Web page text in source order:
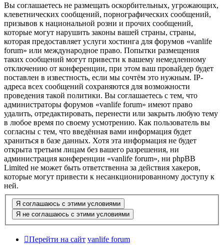
Вы соглашаетесь не размещать оскорбительных, угрожающих,
клеветнических сообщений, порнографических сообщений,
призывов к национальной розни и прочих сообщений,
которые могут нарушить законы вашей страны, страны,
которая предоставляет услуги хостинга для форумов «vanlife
forum» или международное право. Попытки размещения
таких сообщений могут привести к вашему немедленному
отключению от конференции, при этом ваш провайдер будет
поставлен в известность, если мы сочтём это нужным. IP-
адреса всех сообщений сохраняются для возможности
проведения такой политики. Вы соглашаетесь с тем, что
администраторы форумов «vanlife forum» имеют право
удалить, отредактировать, перенести или закрыть любую тему
в любое время по своему усмотрению. Как пользователь вы
согласны с тем, что введённая вами информация будет
храниться в базе данных. Хотя эта информация не будет
открыта третьим лицам без вашего разрешения, ни
администрация конференции «vanlife forum», ни phpBB
Limited не может быть ответственна за действия хакеров,
которые могут привести к несанкционированному доступу к
ней.
Перейти на сайт vanlife forum